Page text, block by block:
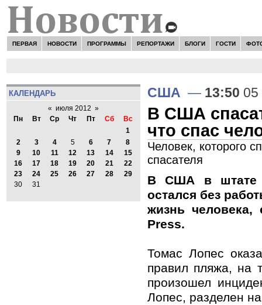
ПЕРВАЯ НОВОСТИ ПРОГРАММЫ РЕПОРТАЖИ БЛОГИ ГОСТИ
КАЛЕНДАРЬ
« июля 2012 »
Пн
Вт Ср Чт Пт Сб
Вс
1
2
3 4 5 6 7
8
9
10 11 12 13 14
15
16
17 18 19 20 21
22
23
24 25 26 27 28
29
30
31
США — 13:50
В США
что спас
Человек, которого
спасателя
В США в штате
остался без
жизнь человека,
Press.
Томас Лопес
правил пляжа, на
произошел
Лопес, разделен